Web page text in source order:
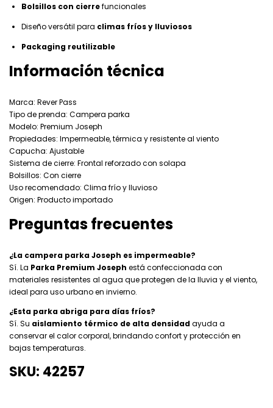
Bolsillos con cierrefuncionales
Diseño versátil para climas fríos y lluviosos
Packaging reutilizable
Información técnica
Marca: Rever Pass
Tipo de prenda: Campera parka
Modelo: Premium Joseph
Propiedades: Impermeable, térmica y resistente al viento
Capucha: Ajustable
Sistema de cierre: Frontal reforzado con solapa
Bolsillos: Con cierre
Uso recomendado: Clima frío y lluvioso
Origen: Producto importado
Preguntas frecuentes
¿La campera parka Joseph es impermeable?
Sí. La Parka Premium Joseph está confeccionada con
materiales resistentes al agua que protegen de la lluvia y el viento,
ideal para uso urbano en invierno.
¿Esta parka abriga para días fríos?
Sí. Su aislamiento térmico de alta densidadayuda a
conservar el calor corporal, brindando confort y protección en
bajas temperaturas.
SKU: 42257